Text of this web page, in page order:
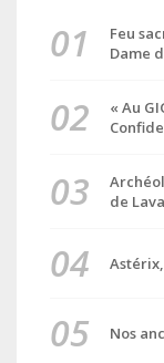
Feu
Dame
« Au
de
Nos